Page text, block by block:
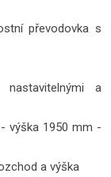
převodovka s
a
výška 1950 mm -
a výška